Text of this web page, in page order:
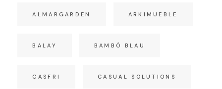
ALMARGARDEN ARKIMUEBLE
BALAY BAMBÓ BLAU
CASFRI CASUAL SOLUTIONS